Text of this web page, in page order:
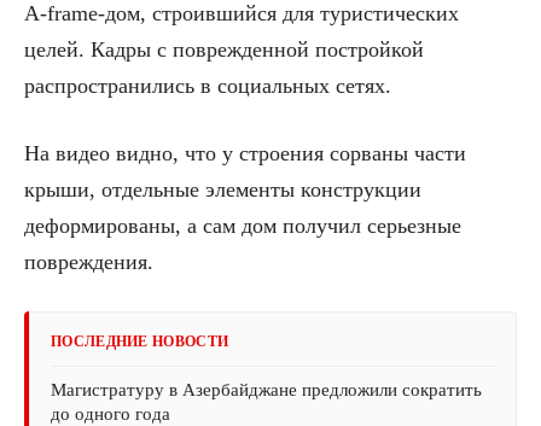
A-frame-дом, строившийся для туристических
целей. Кадры с поврежденной постройкой
распространились в социальных сетях.
На видео видно, что у строения сорваны части
крыши, отдельные элементы конструкции
деформированы, а сам дом получил серьезные
повреждения.
ПОСЛЕДНИЕ НОВОСТИ
Магистратуру в Азербайджане предложили сократить
до одного года